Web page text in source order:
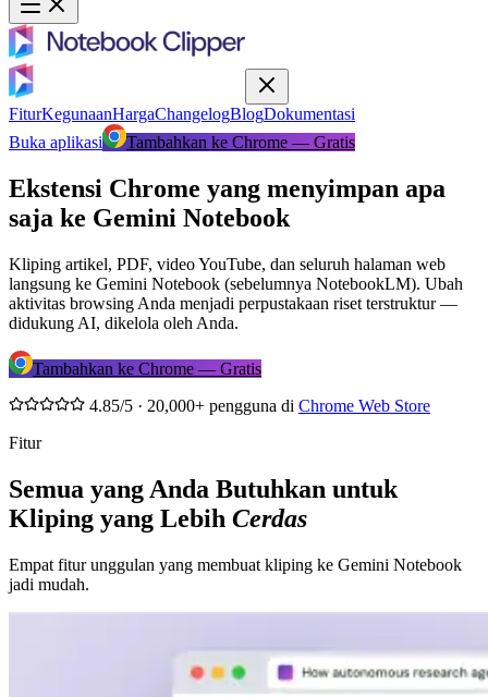
FiturKegunaanHargaChangelogBlogDokumentasi
Buka aplikasi
Tambahkan ke Chrome — Gratis
Ekstensi Chrome yang menyimpan apa
saja ke Gemini Notebook
Kliping artikel, PDF, video YouTube, dan seluruh halaman web
langsung ke Gemini Notebook (sebelumnya NotebookLM). Ubah
aktivitas browsing Anda menjadi perpustakaan riset terstruktur —
didukung AI, dikelola oleh Anda.
Tambahkan ke Chrome — Gratis
4.85/5 · 20,000+ pengguna di Chrome Web Store
Fitur
Semua yang Anda Butuhkan untuk
Kliping yang Lebih Cerdas
Empat fitur unggulan yang membuat kliping ke Gemini Notebook
jadi mudah.